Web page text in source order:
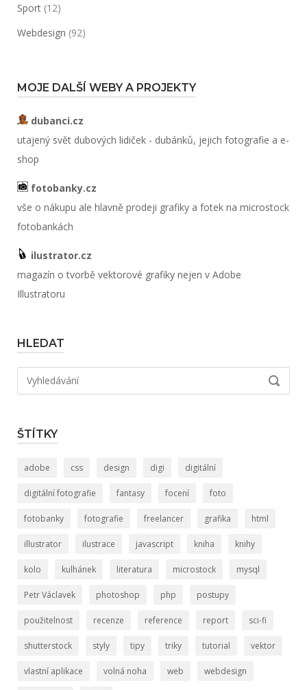
Sport (12)
Webdesign (92)
MOJE DALŠÍ WEBY A PROJEKTY
dubanci.cz
utajený svět dubových lidiček - dubánků, jejich fotografie a e-
shop
fotobanky.cz
vše o nákupu ale hlavně prodeji grafiky a fotek na microstock
fotobankách
ilustrator.cz
magazín o tvorbě vektorové grafiky nejen v Adobe
Illustratoru
HLEDAT
Hledat:
ŠTÍTKY
adobe css design digi digitální
digitální fotografie fantasy focení foto
fotobanky fotografie freelancer grafika html
illustrator ilustrace javascript kniha knihy
kolo kulhánek literatura microstock mysql
Petr Václavek photoshop php postupy
použitelnost recenze reference report sci-fi
shutterstock styly tipy triky tutorial vektor
vlastní aplikace volná noha web webdesign